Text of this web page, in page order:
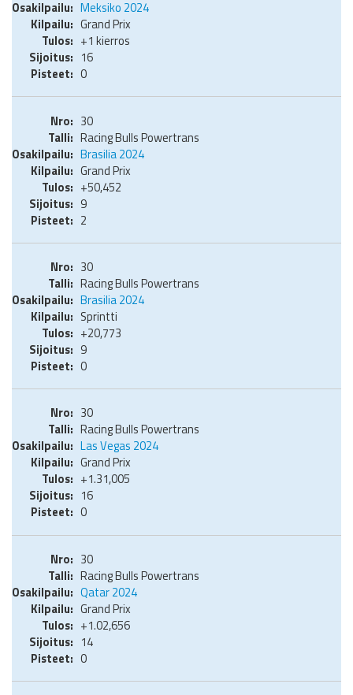
Meksiko 2024
Grand Prix
+1 kierros
16
0
30
Racing Bulls Powertrans
Brasilia 2024
Grand Prix
+50,452
9
2
30
Racing Bulls Powertrans
Brasilia 2024
Sprintti
+20,773
9
0
30
Racing Bulls Powertrans
Las Vegas 2024
Grand Prix
+1.31,005
16
0
30
Racing Bulls Powertrans
Qatar 2024
Grand Prix
+1.02,656
14
0